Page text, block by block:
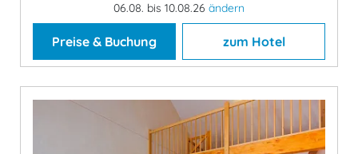
06.08. bis 10.08.26 ändern
Preise & Buchung zum Hotel